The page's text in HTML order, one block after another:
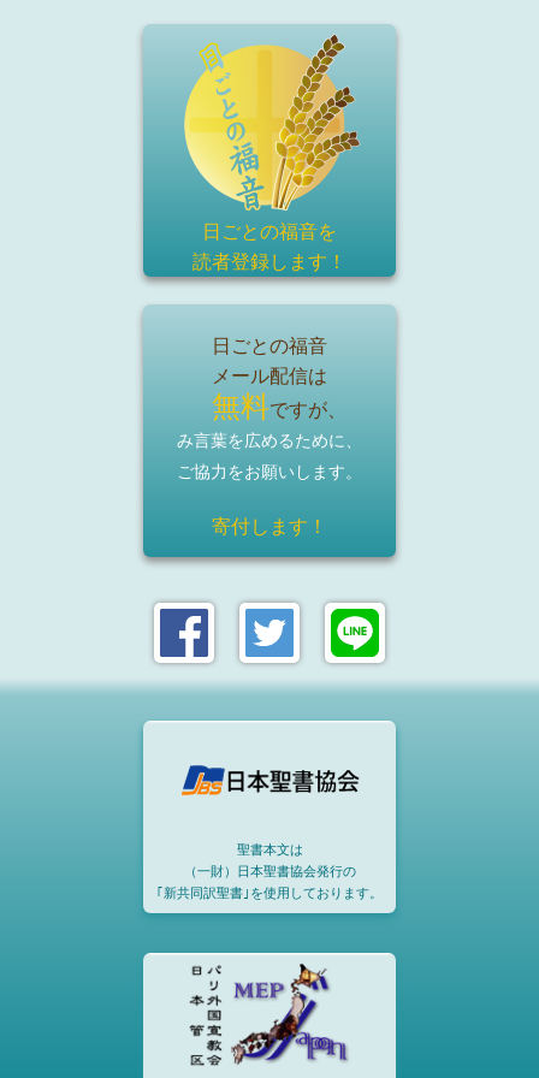
日ごとの福音を
読者登録します！
日ごとの福音
メール配信は
無料ですが、
み言葉を広めるために、
ご協力をお願いします。
寄付します！
聖書本文は
（一財）日本聖書協会発行の
｢新共同訳聖書｣を使用しております。